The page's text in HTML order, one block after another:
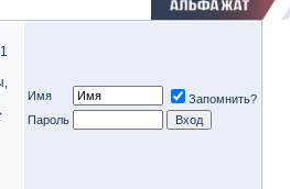
Имя
Запомнить?
Пароль